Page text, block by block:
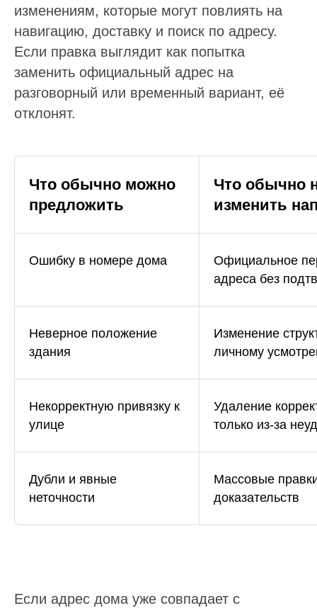
изменениям, которые могут повлиять на
навигацию, доставку и поиск по адресу.
Если правка выглядит как попытка
заменить официальный адрес на
разговорный или временный вариант, её
отклонят.
Что обычно можно
предложить
Что обычно
изменить
Ошибку в номере дома
Официальное
адреса без
Неверное положение
здания
Изменение
личному
Некорректную привязку к
улице
Удаление
только из-за
Дубли и явные
неточности
Массовые
доказательств
Если адрес дома уже совпадает с